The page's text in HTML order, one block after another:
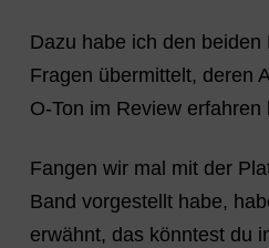
Dazu habe ich den
Fragen übermittelt, deren
O-Ton im Review erfahren
Fangen wir mal mit der
Band vorgestellt habe,
erwähnt, das könntest du